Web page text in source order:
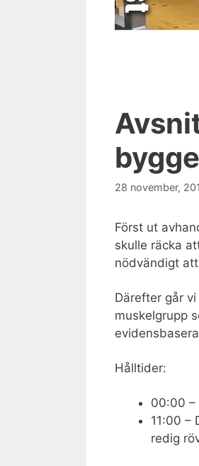
28 november,
Först ut
skulle räcka
nödvändigt
Därefter går
muskelgrupp
Hålltider:
00:00 –
11:00 –
redig